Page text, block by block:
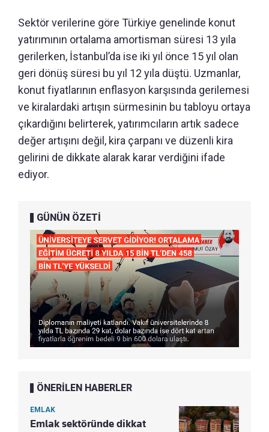
Sektör verilerine göre Türkiye genelinde konut
yatırımının ortalama amortisman süresi 13 yıla
gerilerken, İstanbul’da ise iki yıl önce 15 yıl olan
geri dönüş süresi bu yıl 12 yıla düştü. Uzmanlar,
konut fiyatlarının enflasyon karşısında gerilemesi
ve kiralardaki artışın sürmesinin bu tabloyu ortaya
çıkardığını belirterek, yatırımcıların artık sadece
değer artışını değil, kira çarpanı ve düzenli kira
gelirini de dikkate alarak karar verdiğini ifade
ediyor.
GÜNÜN ÖZETİ
ÖNERİLEN HABERLER
EMLAK
Emlak sektöründe dikkat